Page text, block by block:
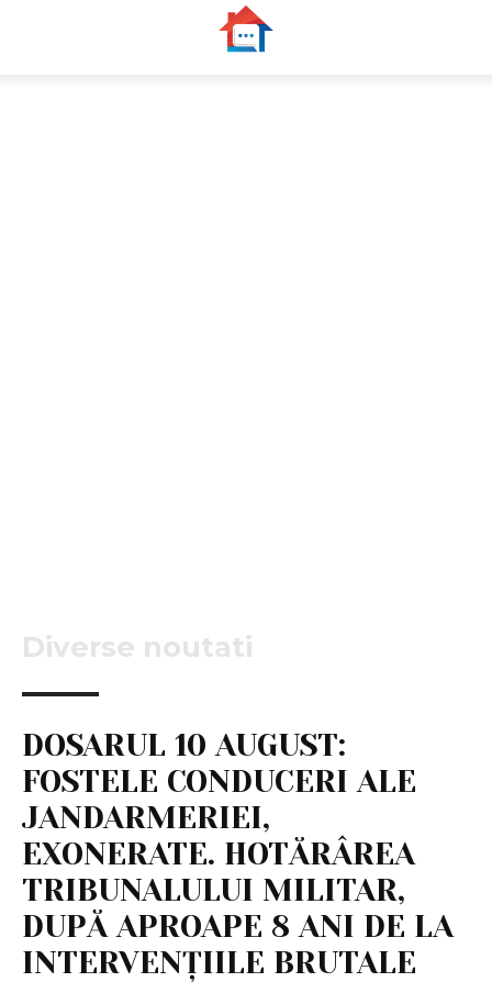
Diverse noutati
DOSARUL 10 AUGUST:
FOSTELE CONDUCERI ALE
JANDARMERIEI,
EXONERATE. HOTĂRÂREA
TRIBUNALULUI MILITAR,
DUPĂ APROAPE 8 ANI DE LA
INTERVENȚIILE BRUTALE